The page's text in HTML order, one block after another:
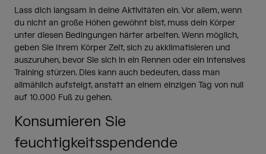
Lass dich langsam in deine Aktivitäten ein. Vor allem, wenn
du nicht an große Höhen gewöhnt bist, muss dein Körper
unter diesen Bedingungen härter arbeiten. Wenn möglich,
geben Sie Ihrem Körper Zeit, sich zu akklimatisieren und
auszuruhen, bevor Sie sich in ein Rennen oder ein intensives
Training stürzen. Dies kann auch bedeuten, dass man
allmählich aufsteigt, anstatt an einem einzigen Tag von null
auf 10.000 Fuß zu gehen.
Konsumieren Sie
feuchtigkeitsspendende